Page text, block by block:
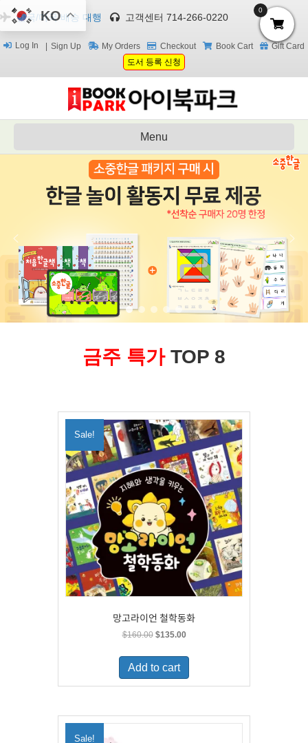
한국/미국 배송 대행 고객센터 714-266-0220
Log In Sign Up My Orders Checkout Book Cart
Gift Card
도서 등록 신청
Menu
금주 특가 TOP 8
Sale!
망고라이언 철학동화
$160.00 Original
was:
$160.00.
$135.00Current
is:
Add to cart
Sale!
KO 0